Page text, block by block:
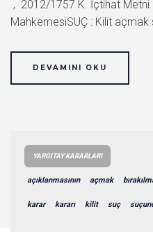
, 2012/1757 K. İçtihat Metni
MahkemesiSUÇ : Kilit açmak
DEVAMINI OKU
YARGITAY KARARLARI
açıklanmasının açmak
karar kararı kilit suç